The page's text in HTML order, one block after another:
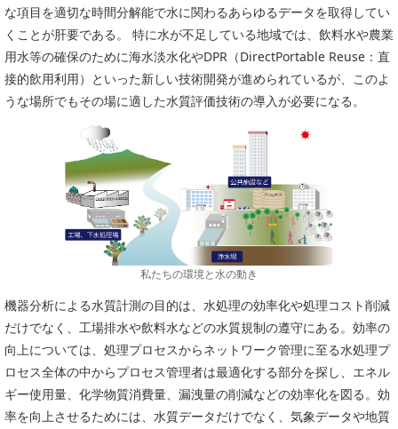
イベント
PICK UP CONTENTS
な項目を適切な時間分解能で水に関わるあらゆるデータを取得してい
くことが肝要である。 特に水が不足している地域では、飲料水や農業
用水等の確保のために海水淡水化やDPR（DirectPortable Reuse：直
接的飲用利用）といった新しい技術開発が進められているが、このよ
うな場所でもその場に適した水質評価技術の導入が必要になる。
私たちの環境と水の動き
機器分析による水質計測の目的は、水処理の効率化や処理コスト削減
だけでなく、工場排水や飲料水などの水質規制の遵守にある。効率の
向上については、処理プロセスからネットワーク管理に至る水処理プ
ロセス全体の中からプロセス管理者は最適化する部分を探し、エネル
ギー使用量、化学物質消費量、漏洩量の削減などの効率化を図る。効
率を向上させるためには、水質データだけでなく、気象データや地質